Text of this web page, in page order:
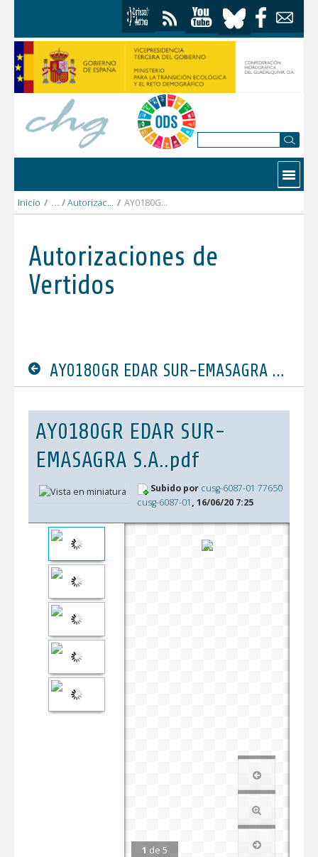
Contactar
Inicio / Autorizaciones Vertidos / AY0180GR EDAR SUR-EMASAGRA S.A..pdf
Autorizaciones de
Vertidos
AY0180GR EDAR SUR-EMASAGRA S.A..pdf
AY0180GR EDAR SUR-
EMASAGRA S.A..pdf
Subido por cusg-6087-01 77650
cusg-6087-01 , 16/06/20 7:25
1 de 5